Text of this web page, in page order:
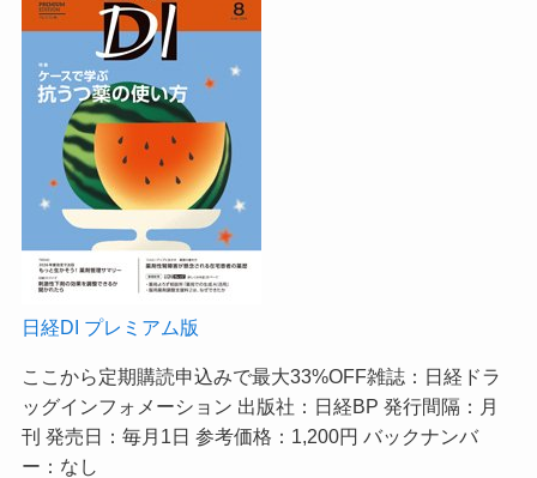
日経DI プレミアム版
ここから定期購読申込みで最大33%OFF雑誌：日経ドラ
ッグインフォメーション 出版社：日経BP 発行間隔：月
刊 発売日：毎月1日 参考価格：1,200円 バックナンバ
ー：なし